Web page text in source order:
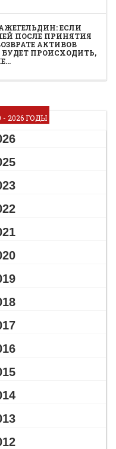
ЕСЛИ
ПОСЛЕ ПРИНЯТИЯ
АКТИВОВ
БУДЕТ ПРОИСХОДИТЬ,
- 2026 ГОДЫ